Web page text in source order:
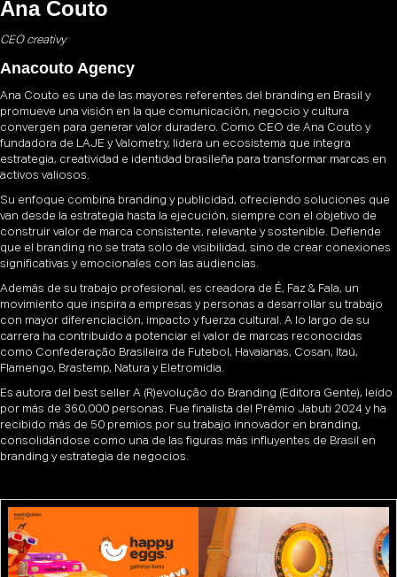
Ana Couto
CEO creativy
Anacouto Agency
Ana Couto es una de las mayores referentes del branding en Brasil y
promueve una visión en la que comunicación, negocio y cultura
convergen para generar valor duradero. Como CEO de Ana Couto y
fundadora de LAJE y Valometry, lidera un ecosistema que integra
estrategia, creatividad e identidad brasileña para transformar marcas en
activos valiosos.
Su enfoque combina branding y publicidad, ofreciendo soluciones que
van desde la estrategia hasta la ejecución, siempre con el objetivo de
construir valor de marca consistente, relevante y sostenible. Defiende
que el branding no se trata solo de visibilidad, sino de crear conexiones
significativas y emocionales con las audiencias.
Además de su trabajo profesional, es creadora de É, Faz & Fala, un
movimiento que inspira a empresas y personas a desarrollar su trabajo
con mayor diferenciación, impacto y fuerza cultural. A lo largo de su
carrera ha contribuido a potenciar el valor de marcas reconocidas
como Confederação Brasileira de Futebol, Havaianas, Cosan, Itaú,
Flamengo, Brastemp, Natura y Eletromidia.
Es autora del best seller A (R)evolução do Branding (Editora Gente), leído
por más de 360,000 personas. Fue finalista del Prêmio Jabuti 2024 y ha
recibido más de 50 premios por su trabajo innovador en branding,
consolidándose como una de las figuras más influyentes de Brasil en
branding y estrategia de negocios.